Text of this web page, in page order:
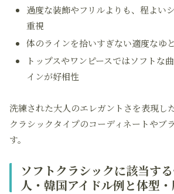
過度な装飾やフリルよりも、程よい
重視
体のラインを拾いすぎない適度なゆ
トップスやワンピースではソフトな
インが好相性
洗練された大人のエレガントさを表現し
クラシックタイプのコーディネートやブ
す。
ソフトクラシックに該当す
人・韓国アイドル例と体型